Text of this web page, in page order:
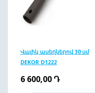
Վալիկ ասեղներով 30 սմ
DEKOR D1222
6 600,00Դ